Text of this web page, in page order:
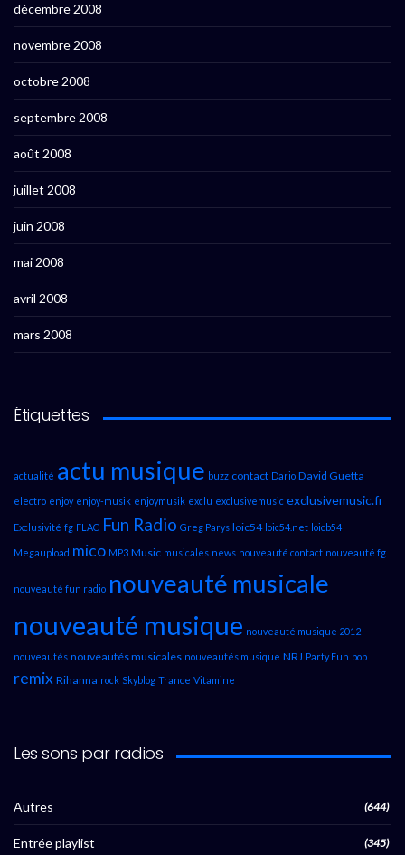
décembre 2008
novembre 2008
octobre 2008
septembre 2008
août 2008
juillet 2008
juin 2008
mai 2008
avril 2008
mars 2008
Étiquettes
actualité actu musique buzz contact Dario David Guetta
electro enjoy enjoy-musik enjoymusik exclu exclusivemusic exclusivemusic.fr
Exclusivité fg FLAC Fun Radio Greg Parys loic54 loic54.net loicb54
Megaupload mico MP3 Music musicales news nouveauté contact nouveauté fg
nouveauté fun radio nouveauté musicale
nouveauté musique nouveauté musique 2012
nouveautés nouveautés musicales nouveautés musique NRJ Party Fun pop
remix Rihanna rock Skyblog Trance Vitamine
Les sons par radios
Autres (644)
Entrée playlist (345)